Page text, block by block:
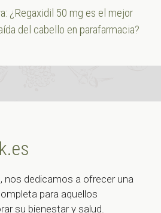
¿Regaxidil 50 mg es el mejor
del cabello en parafarmacia?
nos dedicamos a ofrecer una
para aquellos
su bienestar y salud.